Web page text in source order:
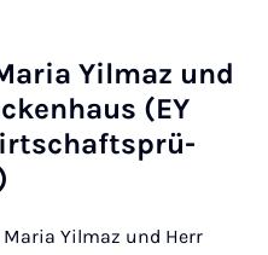
Yil­maz und
(EY
Yilmaz und Herr